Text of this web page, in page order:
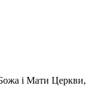
Божа і Мати Церкви,